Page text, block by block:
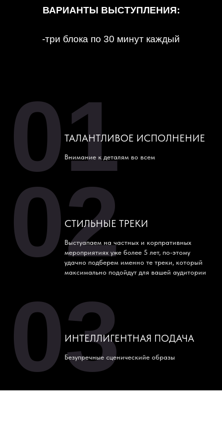
ВАРИАНТЫ ВЫСТУПЛЕНИЯ:
-три блока по 30 минут каждый
ТАЛАНТЛИВОЕ ИСПОЛНЕНИЕ
Внимание к деталям во всем
01
СТИЛЬНЫЕ ТРЕКИ
Выстуапаем на частных и корпративных
мероприятиях уже более 5 лет, по-этому
удачно подберем именно те треки, который
максимально подойдут для вашей аудитории
02
ИНТЕЛЛИГЕНТНАЯ ПОДАЧА
Безупречные сценическийе образы
03